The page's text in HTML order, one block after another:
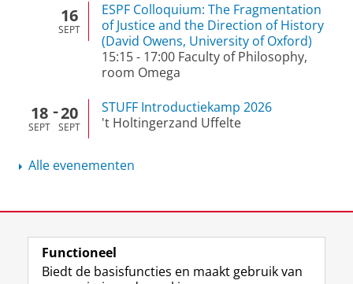
16
SEPT
ESPF Colloquium: The Fragmentation
of Justice and the Direction of History
(David Owens, University of Oxford)
15:15- 17:00Faculty of Philosophy,
room Omega
18
SEPT
20
SEPT
STUFF Introductiekamp 2026
't Holtingerzand Uffelte
Alle evenementen
View this page in:English
Functioneel
Biedt de basisfuncties en maakt gebruik van